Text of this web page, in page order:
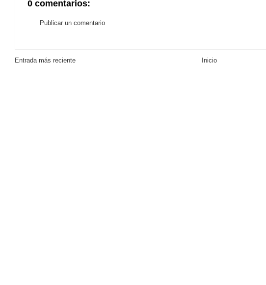
0 comentarios:
Publicar un comentario
Entrada más reciente Inicio